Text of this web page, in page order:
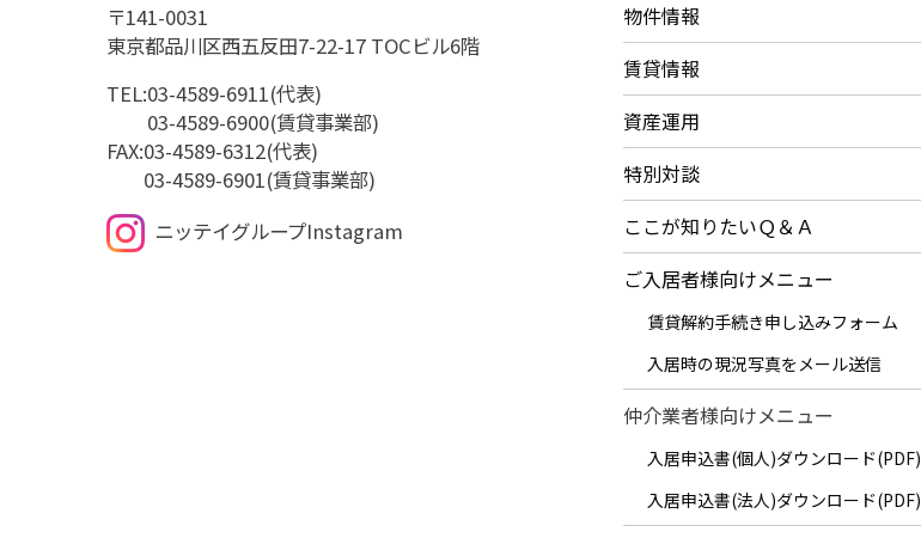
〒141-0031
東京都品川区西五反田7-22-17 TOCビル6階
TEL:03-4589-6911(代表)
03-4589-6900(賃貸事業部)
FAX:03-4589-6312(代表)
03-4589-6901(賃貸事業部)
ニッテイグループInstagram
物件情報
賃貸情報
資産運用
特別対談
ここが知りたいＱ＆Ａ
ご入居者様向けメニュー
賃貸解約手続き申し込みフォーム
入居時の現況写真をメール送信
仲介業者様向けメニュー
入居申込書(個人)ダウンロード(PDF)
入居申込書(法人)ダウンロード(PDF)